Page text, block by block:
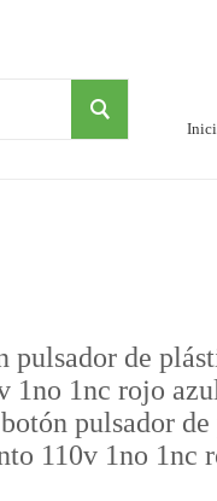
pulsador de
1no 1nc rojo
pulsador
110v 1no 1nc